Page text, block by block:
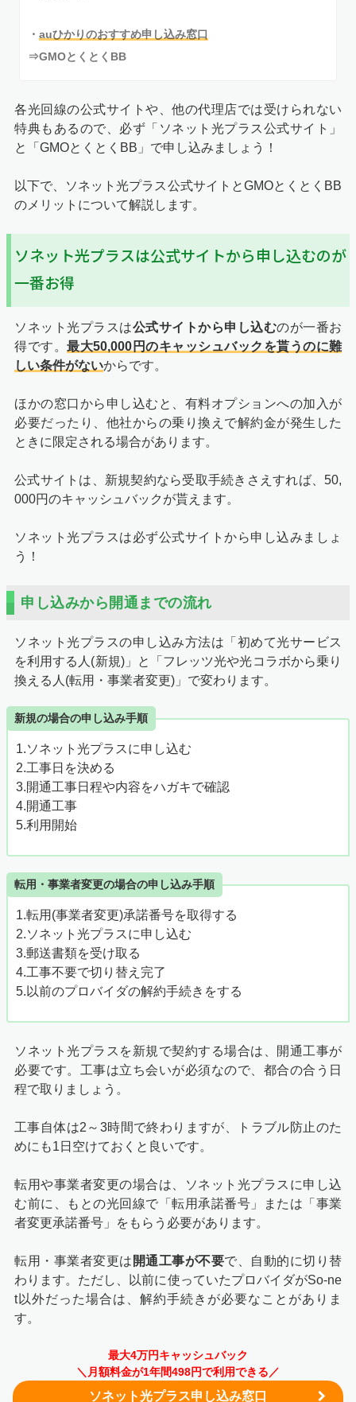
・ auひかりのおすすめ申し込み窓口
⇒GMOとくとくBB
各光回線の公式サイトや、他の代理店では受けられない
特典もあるので、必ず「ソネット光プラス公式サイト」
と「GMOとくとくBB」で申し込みましょう！
以下で、ソネット光プラス公式サイトとGMOとくとくBB
のメリットについて解説します。
ソネット光プラスは公式サイトから申し込むのが
一番お得
ソネット光プラスは公式サイトから申し込むのが一番お
得です。 最大50,000円のキャッシュバックを貰うのに難
しい条件がないからです。
ほかの窓口から申し込むと、有料オプションへの加入が
必要だったり、他社からの乗り換えで解約金が発生した
ときに限定される場合があります。
公式サイトは、新規契約なら受取手続きさえすれば、50,
000円のキャッシュバックが貰えます。
ソネット光プラスは必ず公式サイトから申し込みましょ
う！
申し込みから開通までの流れ
ソネット光プラスの申し込み方法は「初めて光サービス
を利用する人(新規)」と「フレッツ光や光コラボから乗り
換える人(転用・事業者変更)」で変わります。
新規の場合の申し込み手順
1.ソネット光プラスに申し込む
2.工事日を決める
3.開通工事日程や内容をハガキで確認
4.開通工事
5.利用開始
転用・事業者変更の場合の申し込み手順
1.転用(事業者変更)承諾番号を取得する
2.ソネット光プラスに申し込む
3.郵送書類を受け取る
4.工事不要で切り替え完了
5.以前のプロバイダの解約手続きをする
ソネット光プラスを新規で契約する場合は、開通工事が
必要です。工事は立ち会いが必須なので、都合の合う日
程で取りましょう。
工事自体は2～3時間で終わりますが、トラブル防止のた
めにも1日空けておくと良いです。
転用や事業者変更の場合は、ソネット光プラスに申し込
む前に、もとの光回線で「転用承諾番号」または「事業
者変更承諾番号」をもらう必要があります。
転用・事業者変更は 開通工事が不要で、自動的に切り替
わります。ただし、以前に使っていたプロバイダがSo-ne
t以外だった場合は、解約手続きが必要なことがありま
す。
最大4万円キャッシュバック
＼月額料金が1年間498円で利用できる／
ソネット光プラス申し込み窓口